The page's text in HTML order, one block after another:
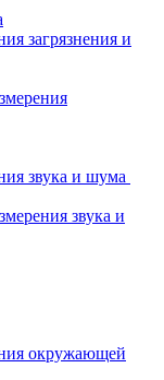
загрязнения и
звука и шума
звука и
окружающей